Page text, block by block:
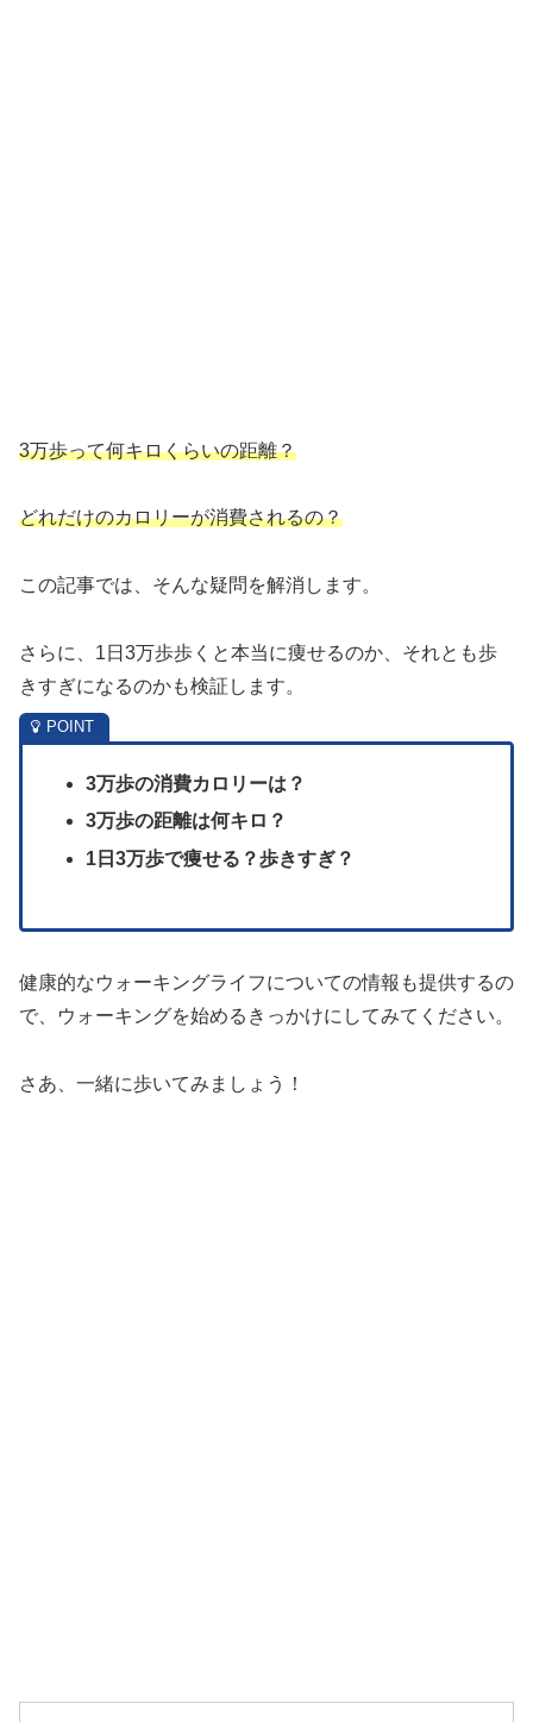
3万歩って何キロくらいの距離？
どれだけのカロリーが消費されるの？
この記事では、そんな疑問を解消します。
さらに、1日3万歩歩くと本当に痩せるのか、それとも歩
きすぎになるのかも検証します。
3万歩の消費カロリーは？
3万歩の距離は何キロ？
1日3万歩で痩せる？歩きすぎ？
健康的なウォーキングライフについての情報も提供するの
で、ウォーキングを始めるきっかけにしてみてください。
さあ、一緒に歩いてみましょう！